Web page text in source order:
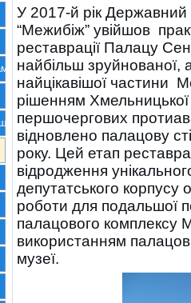
України
У 2017-й рік Державний
“Межибіж” увійшов
реставрації Палацу
найбільш зруйнованої,
найцікавішої частини
рішенням
першочергових
відновлено палацову
року. Цей етап
відродження
депутатського корпусу
роботи для подальшої
палацового комплексу
використанням
музеї.